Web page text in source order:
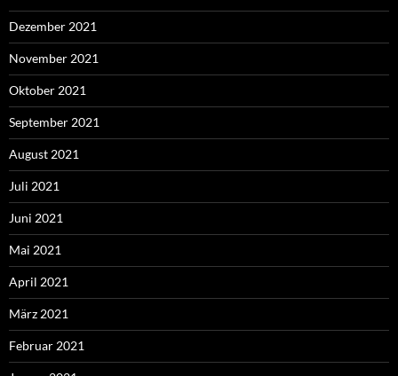
Dezember 2021
November 2021
Oktober 2021
September 2021
August 2021
Juli 2021
Juni 2021
Mai 2021
April 2021
März 2021
Februar 2021